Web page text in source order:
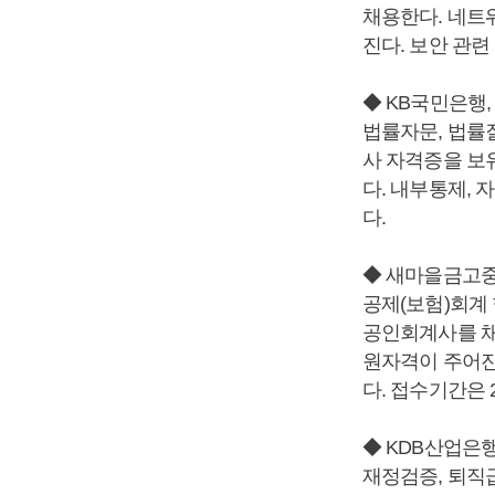
채용한다. 네트
진다. 보안 관
◆ KB국민은행,
법률자문, 법률
사 자격증을 보
다. 내부통제,
다.
◆ 새마을금고
공제(보험)회계
공인회계사를
원자격이 주어
다. 접수기간은
◆ KDB산업은
재정검증, 퇴직